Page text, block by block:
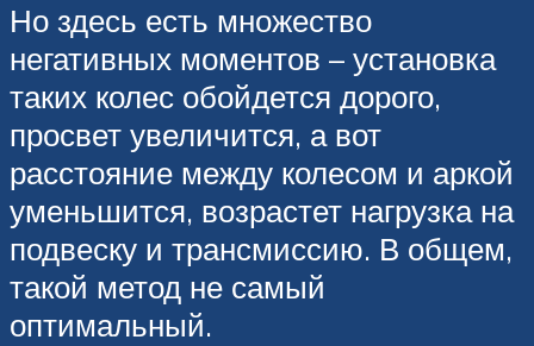
Но здесь есть множество
негативных моментов – установка
таких колес обойдется дорого,
просвет увеличится, а вот
расстояние между колесом и аркой
уменьшится, возрастет нагрузка на
подвеску и трансмиссию. В общем,
такой метод не самый
оптимальный.